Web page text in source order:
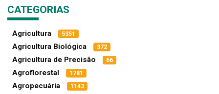
CATEGORIAS
Agricultura 5351
Agricultura Biológica 372
Agricultura de Precisão 66
Agroflorestal 1781
Agropecuária 1143